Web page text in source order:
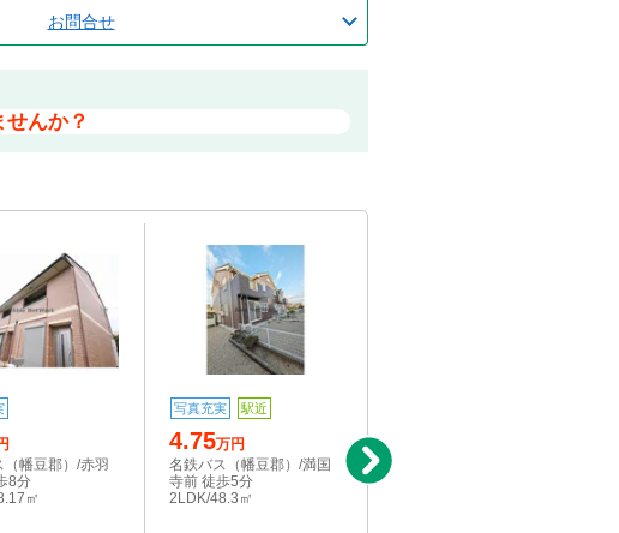
お問合せ
んか？
（幡豆郡）/赤羽
8分
㎡
写真充実 駅近
4.75万円
名鉄バス（幡豆郡）/満国
寺前 徒歩5分
2LDK/48.3㎡
名鉄バス（幡豆郡）/赤羽